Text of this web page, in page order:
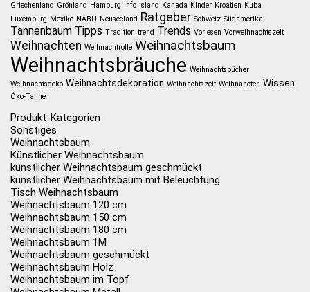
Griechenland Grönland Hamburg Info Island Kanada KInder Kroatien Kuba
Luxemburg Mexiko NABU Neuseeland Ratgeber Schweiz Südamerika
Tannenbaum Tipps Tradition trend Trends Vorlesen Vorweihnachtszeit
Weihnachten Weihnachtrolle Weihnachtsbaum
Weihnachtsbräuche Weihnachtsbücher
Weihnachtsdeko Weihnachtsdekoration Weihnachtszeit Weihnahcten Wissen
Öko-Tanne
Produkt-Kategorien
Sonstiges
Weihnachtsbaum
Künstlicher Weihnachtsbaum
künstlicher Weihnachtsbaum geschmückt
künstlicher Weihnachtsbaum mit Beleuchtung
Tisch Weihnachtsbaum
Weihnachtsbaum 120 cm
Weihnachtsbaum 150 cm
Weihnachtsbaum 180 cm
Weihnachtsbaum 1M
Weihnachtsbaum geschmückt
Weihnachtsbaum Holz
Weihnachtsbaum im Topf